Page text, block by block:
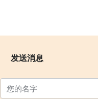
发送消息